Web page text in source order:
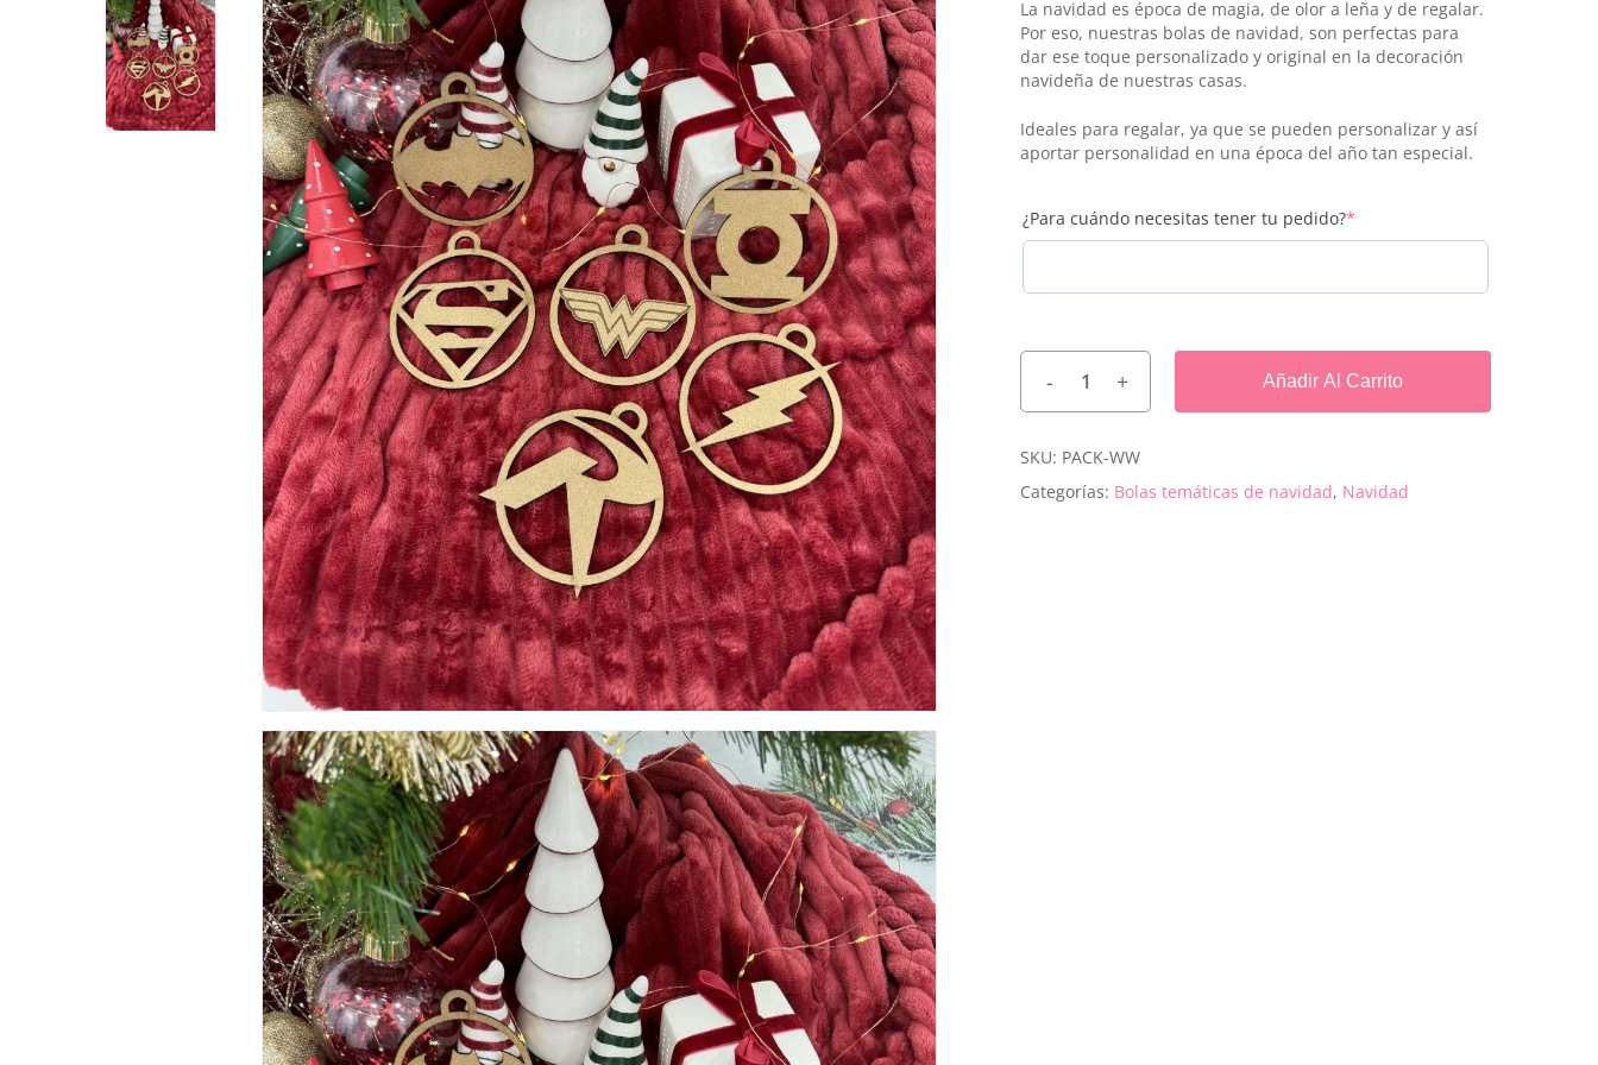
Joyeros
Petacas
La navidad es época de magia, de olor a leña y de regalar.
Por eso, nuestras bolas de navidad, son perfectas para
dar ese toque personalizado y original en la decoración
navideña de nuestras casas.
Ideales para regalar, ya que se pueden personalizar y así
aportar personalidad en una época del año tan especial.
¿Para cuándo necesitas tener tu pedido?*
Añadir Al Carrito
SKU: PACK-WW
Categorías: Bolas temáticas de navidad, Navidad